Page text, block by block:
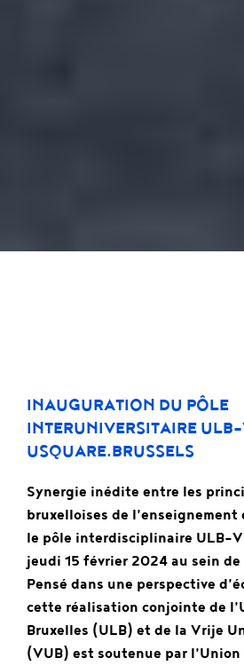
INAUGURATION DU PÔLE
INTERUNIVERSITAIRE
USQUARE.BRUSSELS
Synergie inédite entre les
bruxelloises de l’enseignement
le pôle interdisciplinaire ULB-
jeudi 15 février 2024 au sein
Pensé dans une perspective
cette réalisation conjointe de
Bruxelles (ULB) et de la Vrije
(VUB) est soutenue par